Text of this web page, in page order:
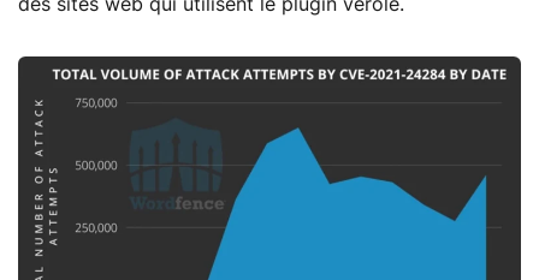
des sites web qui utilisent le plugin vérolé.